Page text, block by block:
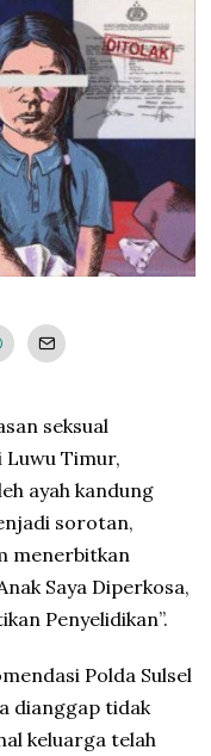
seksual
Timur,
ayah kandung
sorotan,
menerbitkan
Saya Diperkosa,
Penyelidikan”.
Polda Sulsel
dianggap tidak
keluarga telah